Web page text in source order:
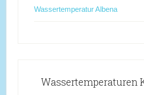
Wassertemperatur Albena
Wassertemperaturen